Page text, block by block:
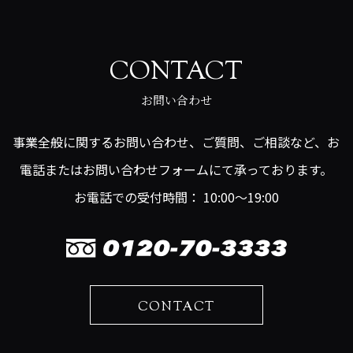
CONTACT
お問い合わせ
事業全般に関するお問い合わせ、ご質問、ご相談など、お
電話またはお問い合わせフォームにて承っております。
お電話での受付時間： 10:00～19:00
CONTACT